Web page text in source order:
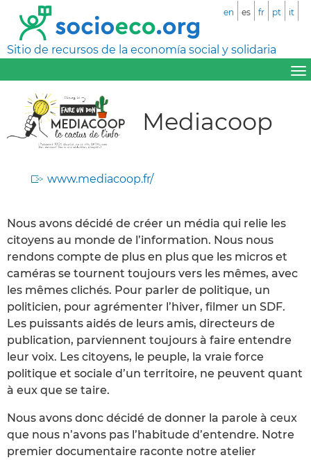
Sitio de recursos de la economía social y solidaria
en es fr pt it
Mediacoop
www.mediacoop.fr/
Nous avons décidé de créer un média qui relie les
citoyens au monde de l’information. Nous nous
rendons compte de plus en plus que les micros et
caméras se tournent toujours vers les mêmes, avec
les mêmes clichés. Pour parler de politique, un
politicien, pour agrémenter l’hiver, filmer un SDF.
Les puissants aidés de leurs amis, directeurs de
publication, parviennent toujours à faire entendre
leur voix. Les citoyens, le peuple, la vraie force
politique et sociale d’un territoire, ne peuvent quant
à eux que se taire.
Nous avons donc décidé de donner la parole à ceux
que nous n’avons pas l’habitude d’entendre. Notre
premier documentaire raconte notre atelier